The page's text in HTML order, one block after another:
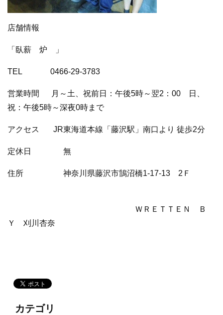
店舗情報
「臥薪 炉 」
TEL 0466-29-3783
営業時間 月～土、祝前日：午後5時～翌2：00 日、
祝：午後5時～深夜0時まで
アクセス JR東海道本線「藤沢駅」南口より 徒歩2分
定休日 無
住所 神奈川県藤沢市鵠沼橋1-17-13 2Ｆ
ＷＲＥＴＴＥＮ Ｂ
Ｙ 刈川杏奈
カテゴリ